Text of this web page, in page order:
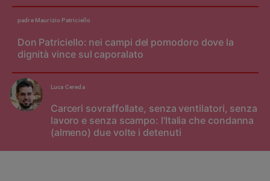
Don Patriciello: nei campi del pomodoro dove la
dignità vince sul caporalato
padre Maurizio Patriciello
Carceri sovraffollate, senza ventilatori, senza
lavoro e senza scampo: l'Italia che condanna
(almeno) due volte i detenuti
Luca Cereda